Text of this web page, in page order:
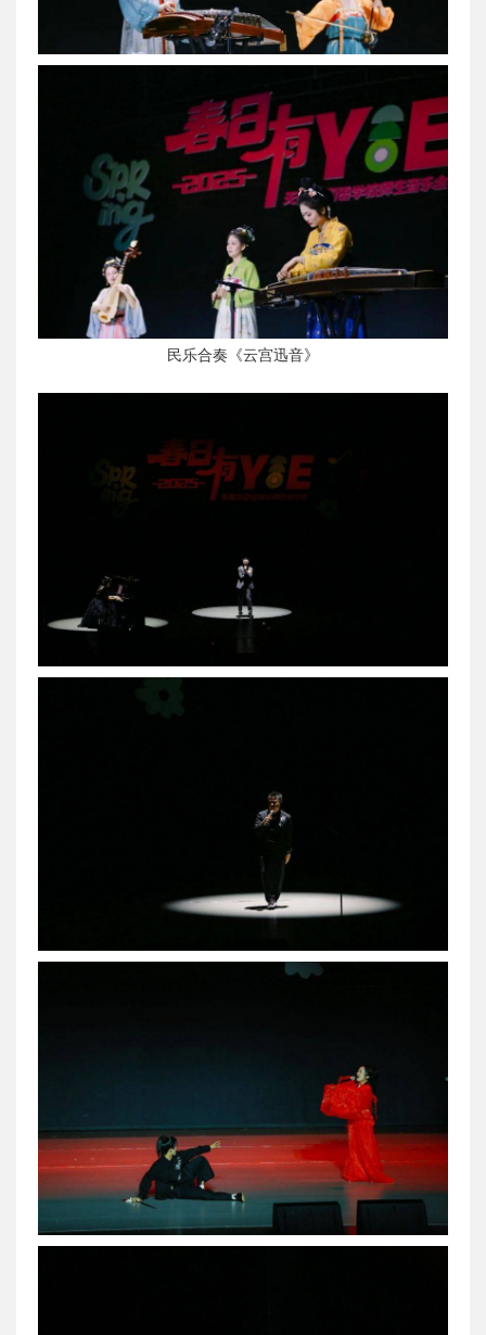
民乐合奏《云宫迅音》